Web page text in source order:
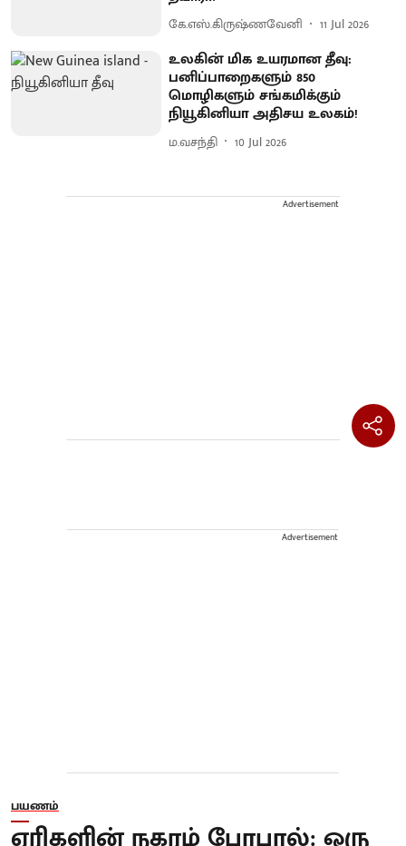
கே.எஸ்.கிருஷ்ணவேனி 11 Jul 2026
உலகின் மிக உயரமான தீவு:
பனிப்பாறைகளும் 850
மொழிகளும் சங்கமிக்கும்
நியூகினியா அதிசய உலகம்!
ம.வசந்தி 10 Jul 2026
Advertisement
Advertisement
பயணம்